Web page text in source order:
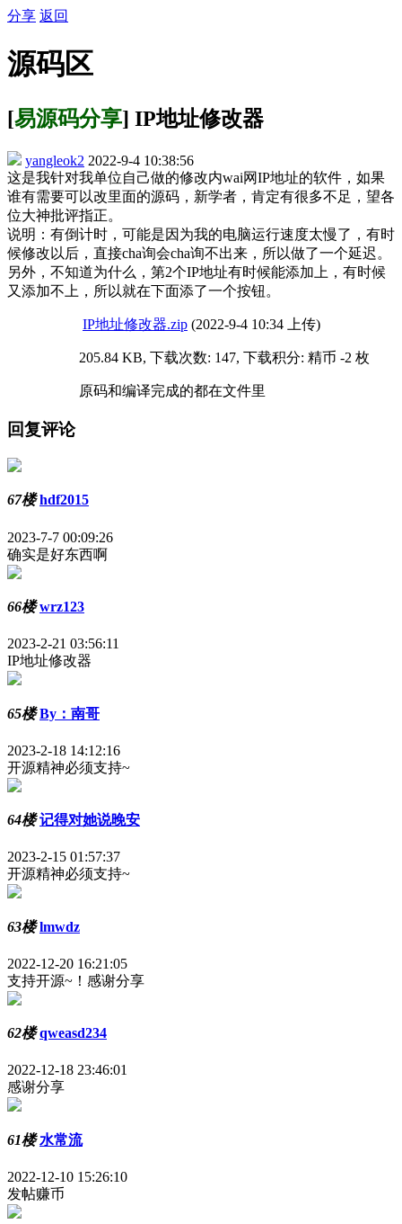
分享 返回
源码区
[易源码分享] IP地址修改器
yangleok2 2022-9-4 10:38:56
这是我针对我单位自己做的修改内wai网IP地址的软件，如果
谁有需要可以改里面的源码，新学者，肯定有很多不足，望各
位大神批评指正。
说明：有倒计时，可能是因为我的电脑运行速度太慢了，有时
候修改以后，直接cha询会cha询不出来，所以做了一个延迟。
另外，不知道为什么，第2个IP地址有时候能添加上，有时候
又添加不上，所以就在下面添了一个按钮。
IP地址修改器.zip (2022-9-4 10:34 上传)
205.84 KB, 下载次数: 147, 下载积分: 精币 -2 枚
原码和编译完成的都在文件里
回复评论
67楼 hdf2015
2023-7-7 00:09:26
确实是好东西啊
66楼 wrz123
2023-2-21 03:56:11
IP地址修改器
65楼 By：南哥
2023-2-18 14:12:16
开源精神必须支持~
64楼 记得对她说晚安
2023-2-15 01:57:37
开源精神必须支持~
63楼 lmwdz
2022-12-20 16:21:05
支持开源~！感谢分享
62楼 qweasd234
2022-12-18 23:46:01
感谢分享
61楼 水常流
2022-12-10 15:26:10
发帖赚币